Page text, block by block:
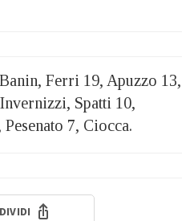
Ferri 19, Apuzzo 13,
Spatti 10,
7, Ciocca.